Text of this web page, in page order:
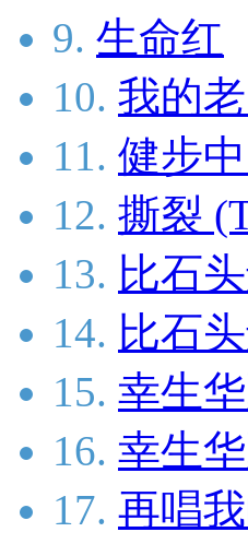
9. 生命红
10. 我的
11. 健步
12. 撕裂
13. 比石
14. 比石
15. 幸生
16. 幸生
17. 再唱